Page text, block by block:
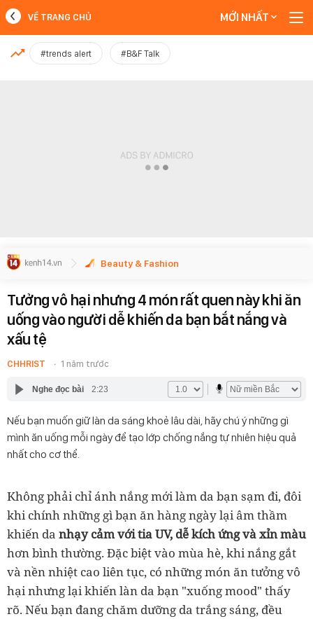
MỚI NHẤT
VỀ TRANG CHỦ MỚI NHẤT
#trends alert #B&F Talk
Beauty & Fashion
Tưởng vô hại nhưng 4 món rất quen này khi ăn
uống vào người dễ khiến da bạn bắt nắng và
xấu tệ
CHHRIST 1 năm trước
Nghe đọc bài 2:23
Nếu bạn muốn giữ làn da sáng khoẻ lâu dài, hãy chú ý những gì
mình ăn uống mỗi ngày để tạo lớp chống nắng tự nhiên hiệu quả
nhất cho cơ thể.
Không phải chỉ ánh nắng mới làm da bạn sạm đi, đôi
khi chính những gì bạn ăn hàng ngày lại âm thầm
khiến da nhạy cảm với tia UV, dễ kích ứng và xỉn màu
hơn bình thường. Đặc biệt vào mùa hè, khi nắng gắt
và nền nhiệt cao liên tục, có những món ăn tưởng vô
hại nhưng lại khiến làn da bạn "xuống mood" thấy
rõ. Nếu bạn đang chăm dưỡng da trắng sáng, đều